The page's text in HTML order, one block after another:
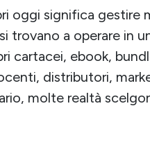
oggi significa
trovano a operare in
cartacei, ebook,
distributori,
molte realtà